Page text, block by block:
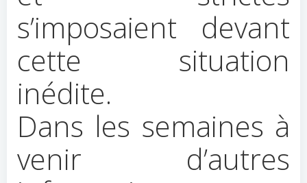
s’imposaient devant
cette situation
inédite.
Dans les semaines à
venir d’autres